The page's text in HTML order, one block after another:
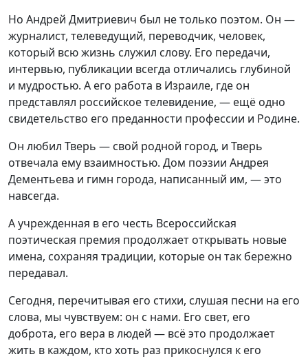
Но Андрей Дмитриевич был не только поэтом. Он —
журналист, телеведущий, переводчик, человек,
который всю жизнь служил слову. Его передачи,
интервью, публикации всегда отличались глубиной
и мудростью. А его работа в Израиле, где он
представлял российское телевидение, — ещё одно
свидетельство его преданности профессии и Родине.
Он любил Тверь — свой родной город, и Тверь
отвечала ему взаимностью. Дом поэзии Андрея
Дементьева и гимн города, написанный им, — это
навсегда.
А учрежденная в его честь Всероссийская
поэтическая премия продолжает открывать новые
имена, сохраняя традиции, которые он так бережно
передавал.
Сегодня, перечитывая его стихи, слушая песни на его
слова, мы чувствуем: он с нами. Его свет, его
доброта, его вера в людей — всё это продолжает
жить в каждом, кто хоть раз прикоснулся к его